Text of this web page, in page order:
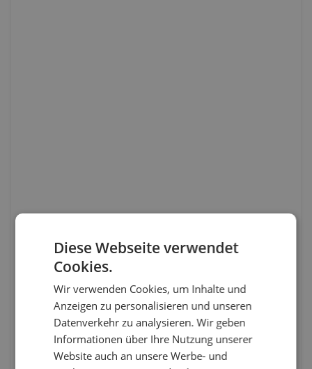
Diese Webseite verwendet
Cookies.
Wir verwenden Cookies, um Inhalte und
Anzeigen zu personalisieren und unseren
Datenverkehr zu analysieren. Wir geben
Informationen über Ihre Nutzung unserer
Website auch an unsere Werbe- und